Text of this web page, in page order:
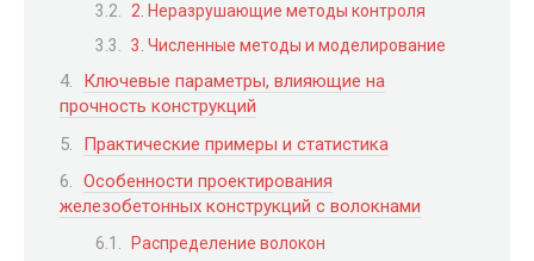
2. Неразрушающие методы контроля
3. Численные методы и моделирование
Ключевые параметры, влияющие на
прочность конструкций
Практические примеры и статистика
Особенности проектирования
железобетонных конструкций с волокнами
Распределение волокон